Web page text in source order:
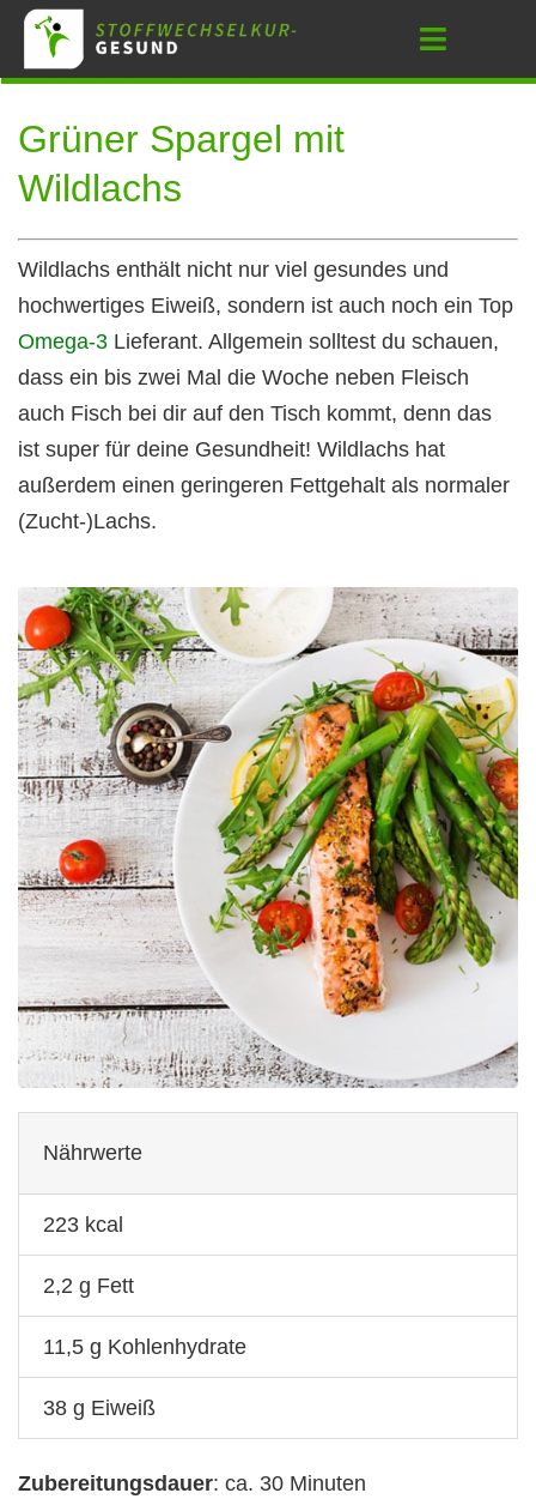
Zum
Inhalt
springen
Toggle
Grüner Spargel mit
Wildlachs
Wildlachs enthält nicht nur viel gesundes und
hochwertiges Eiweiß, sondern ist auch noch ein Top
Omega-3 Lieferant. Allgemein solltest du schauen,
dass ein bis zwei Mal die Woche neben Fleisch
auch Fisch bei dir auf den Tisch kommt, denn das
ist super für deine Gesundheit! Wildlachs hat
außerdem einen geringeren Fettgehalt als normaler
(Zucht-)Lachs.
Nährwerte
223 kcal
2,2 g Fett
11,5 g Kohlenhydrate
38 g Eiweiß
Zubereitungsdauer: ca. 30 Minuten